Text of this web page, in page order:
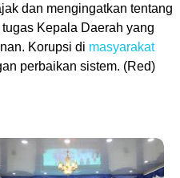
dan mengingatkan tentang
Kepala Daerah yang
Korupsi di masyarakat
perbaikan sistem. (Red)